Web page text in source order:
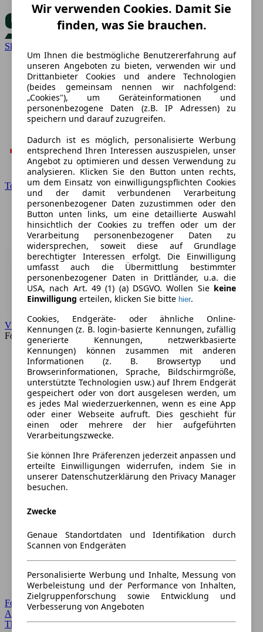
Skoda
Toyota
VW
Forum
Forum Startseite
Alle Auto-Foren
Themen-Forum
Wir verwenden Cookies. Damit Sie
finden, was Sie brauchen.
Um Ihnen die bestmögliche Benutzererfahrung auf
unseren Angeboten zu bieten, verwenden wir und
Drittanbieter Cookies und andere Technologien
(beides gemeinsam nennen wir nachfolgend:
„Cookies"), um Geräteinformationen und
personenbezogene Daten (z.B. IP Adressen) zu
speichern und darauf zuzugreifen.
Dadurch ist es möglich, personalisierte Werbung
entsprechend Ihren Interessen auszuspielen, unser
Angebot zu optimieren und dessen Verwendung zu
analysieren. Klicken Sie den Button unten rechts,
um dem Einsatz von einwilligungspflichten Cookies
und der damit verbundenen Verarbeitung
personenbezogener Daten zuzustimmen oder den
Button unten links, um eine detaillierte Auswahl
hinsichtlich der Cookies zu treffen oder um der
Verarbeitung personenbezogener Daten zu
widersprechen, soweit diese auf Grundlage
berechtigter Interessen erfolgt. Die Einwilligung
umfasst auch die Übermittlung bestimmter
personenbezogener Daten in Drittländer, u.a. die
USA, nach Art. 49 (1) (a) DSGVO. Wollen Sie keine
Einwilligung erteilen, klicken Sie bitte hier.
Cookies, Endgeräte- oder ähnliche Online-
Kennungen (z. B. login-basierte Kennungen, zufällig
generierte Kennungen, netzwerkbasierte
Kennungen) können zusammen mit anderen
Informationen (z. B. Browsertyp und
Browserinformationen, Sprache, Bildschirmgröße,
unterstützte Technologien usw.) auf Ihrem Endgerät
gespeichert oder von dort ausgelesen werden, um
es jedes Mal wiederzuerkennen, wenn es eine App
oder einer Webseite aufruft. Dies geschieht für
einen oder mehrere der hier aufgeführten
Verarbeitungszwecke.
Sie können Ihre Präferenzen jederzeit anpassen und
erteilte Einwilligungen widerrufen, indem Sie in
unserer Datenschutzerklärung den Privacy Manager
besuchen.
Zwecke
Genaue Standortdaten und Identifikation durch
Scannen von Endgeräten
Personalisierte Werbung und Inhalte, Messung von
Werbeleistung und der Performance von Inhalten,
Zielgruppenforschung sowie Entwicklung und
Verbesserung von Angeboten